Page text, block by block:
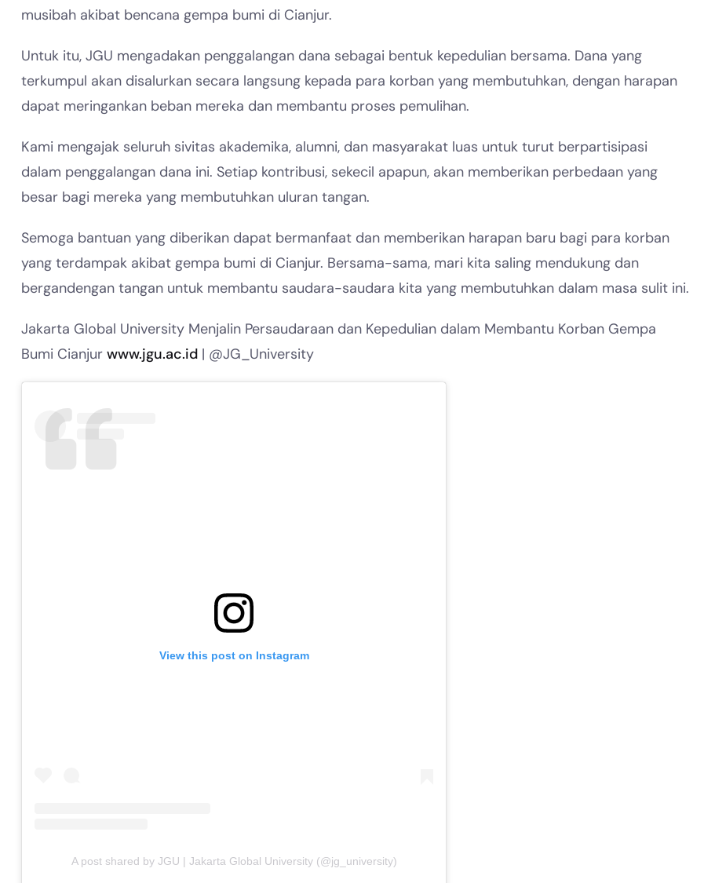
musibah akibat bencana gempa bumi di Cianjur.
Untuk itu, JGU mengadakan penggalangan dana sebagai bentuk kepedulian bersama. Dana yang
terkumpul akan disalurkan secara langsung kepada para korban yang membutuhkan, dengan harapan
dapat meringankan beban mereka dan membantu proses pemulihan.
Kami mengajak seluruh sivitas akademika, alumni, dan masyarakat luas untuk turut berpartisipasi
dalam penggalangan dana ini. Setiap kontribusi, sekecil apapun, akan memberikan perbedaan yang
besar bagi mereka yang membutuhkan uluran tangan.
Semoga bantuan yang diberikan dapat bermanfaat dan memberikan harapan baru bagi para korban
yang terdampak akibat gempa bumi di Cianjur. Bersama-sama, mari kita saling mendukung dan
bergandengan tangan untuk membantu saudara-saudara kita yang membutuhkan dalam masa sulit ini.
Jakarta Global University Menjalin Persaudaraan dan Kepedulian dalam Membantu Korban Gempa
Bumi Cianjur www.jgu.ac.id | @JG_University
View this post on Instagram
A post shared by JGU | Jakarta Global University (@jg_university)